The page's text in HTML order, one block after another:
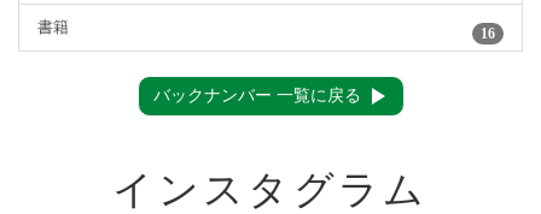
書籍 16
バックナンバー 一覧に戻る
インスタグラム